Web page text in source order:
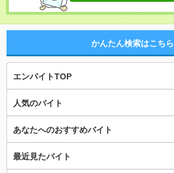
かんたん検索はこちら
エンバイトTOP
人気のバイト
あなたへのおすすめバイト
最近見たバイト